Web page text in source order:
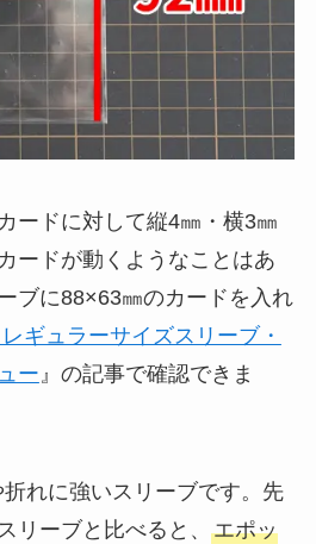
ードに対して縦4㎜・横3㎜
ードが動くようなことはあ
ブに88×63㎜のカードを入れ
ギュラーサイズスリーブ・
ー 』の記事で確認できま
れに強いスリーブです。先
リーブと比べると、 エポッ